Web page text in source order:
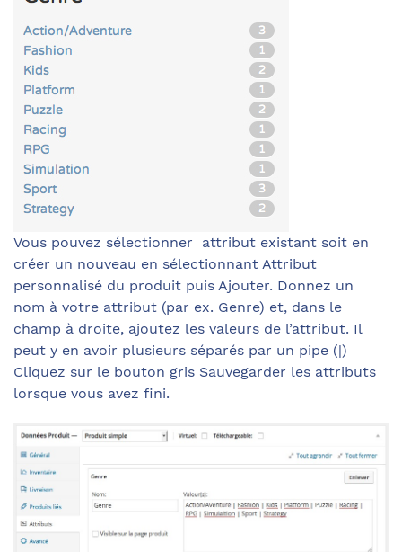
Vous pouvez sélectionner attribut existant soit en
créer un nouveau en sélectionnant Attribut
personnalisé du produit puis Ajouter. Donnez un
nom à votre attribut (par ex. Genre) et, dans le
champ à droite, ajoutez les valeurs de l’attribut. Il
peut y en avoir plusieurs séparés par un pipe (|)
Cliquez sur le bouton gris Sauvegarder les attributs
lorsque vous avez fini.